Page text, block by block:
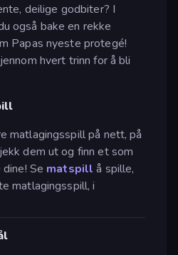
deilige godbiter? I
også bake en rekke
Papas nyeste protegé!
hvert trinn for å bli
matlagingsspill på nett, på
dem ut og finn et som
Se matspill å spille,
matlagingsspill, i